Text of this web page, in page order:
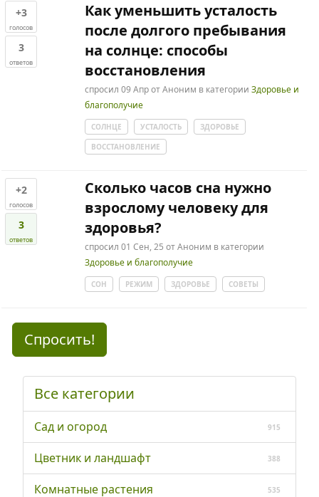
+3
голосов
3
ответов
Как уменьшить усталость
после долгого пребывания
на солнце: способы
восстановления
спросил 09 Апр отАноним в категории Здоровье и
благополучие
СОЛНЦЕ УСТАЛОСТЬ
ЗДОРОВЬЕ
ВОССТАНОВЛЕНИЕ
+2
голосов
3
ответов
Сколько часов сна нужно
взрослому человеку для
здоровья?
спросил 01 Сен, 25 отАноним в категории
Здоровье и благополучие
СОН РЕЖИМ ЗДОРОВЬЕ СОВЕТЫ
Спросить!
Все категории
Сад и огород 915
Цветник и ландшафт 388
Комнатные растения 535